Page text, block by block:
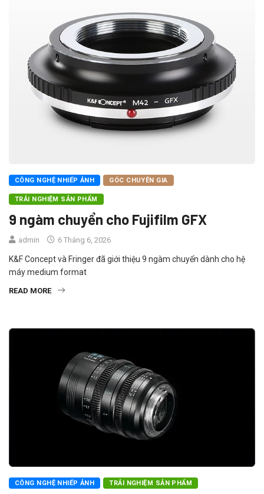
CÔNG NGHỆ NHIẾP ẢNH GÓC CHUYÊN GIA
TRẢI NGHIỆM SẢN PHẨM
9 ngàm chuyển cho Fujifilm GFX
admin 6 Tháng 6, 2026
K&F Concept và Fringer đã giới thiệu 9 ngàm chuyển dành cho hệ
máy medium format
READ MORE
CÔNG NGHỆ NHIẾP ẢNH TRẢI NGHIỆM SẢN PHẨM